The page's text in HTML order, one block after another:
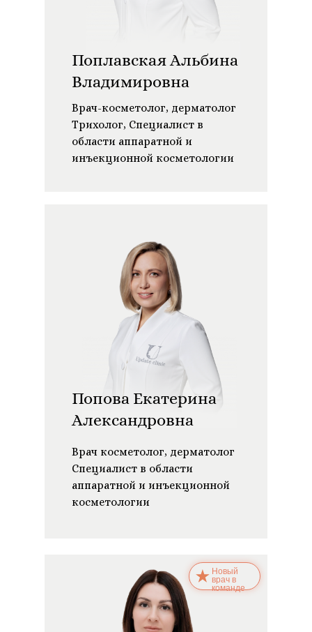
Поплавская Альбина
Владимировна
Врач-косметолог, дерматолог
Трихолог, Специалист в
области аппаратной и
инъекционной косметологии
Новый
врач в
команде
Попова Екатерина
Александровна
Врач косметолог, дерматолог
Специалист в области
аппаратной и инъекционной
косметологии